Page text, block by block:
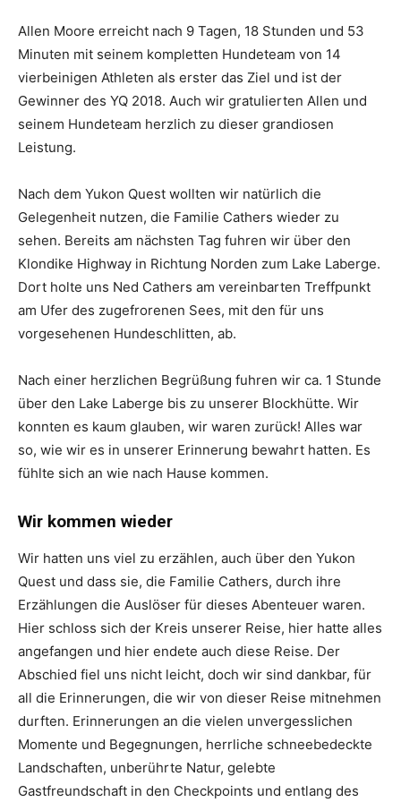
Allen Moore erreicht nach 9 Tagen, 18 Stunden und 53
Minuten mit seinem kompletten Hundeteam von 14
vierbeinigen Athleten als erster das Ziel und ist der
Gewinner des YQ 2018. Auch wir gratulierten Allen und
seinem Hundeteam herzlich zu dieser grandiosen
Leistung.
Nach dem Yukon Quest wollten wir natürlich die
Gelegenheit nutzen, die Familie Cathers wieder zu
sehen. Bereits am nächsten Tag fuhren wir über den
Klondike Highway in Richtung Norden zum Lake Laberge.
Dort holte uns Ned Cathers am vereinbarten Treffpunkt
am Ufer des zugefrorenen Sees, mit den für uns
vorgesehenen Hundeschlitten, ab.
Nach einer herzlichen Begrüßung fuhren wir ca. 1 Stunde
über den Lake Laberge bis zu unserer Blockhütte. Wir
konnten es kaum glauben, wir waren zurück! Alles war
so, wie wir es in unserer Erinnerung bewahrt hatten. Es
fühlte sich an wie nach Hause kommen.
Wir kommen wieder
Wir hatten uns viel zu erzählen, auch über den Yukon
Quest und dass sie, die Familie Cathers, durch ihre
Erzählungen die Auslöser für dieses Abenteuer waren.
Hier schloss sich der Kreis unserer Reise, hier hatte alles
angefangen und hier endete auch diese Reise. Der
Abschied fiel uns nicht leicht, doch wir sind dankbar, für
all die Erinnerungen, die wir von dieser Reise mitnehmen
durften. Erinnerungen an die vielen unvergesslichen
Momente und Begegnungen, herrliche schneebedeckte
Landschaften, unberührte Natur, gelebte
Gastfreundschaft in den Checkpoints und entlang des